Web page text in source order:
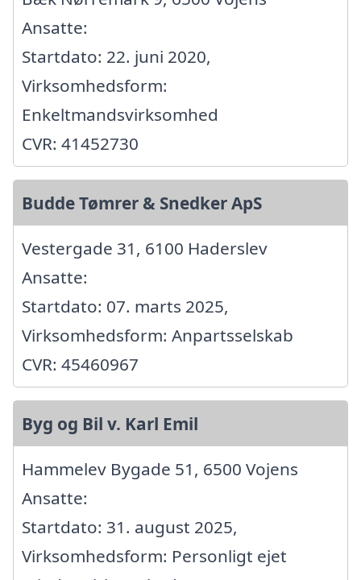
Ansatte:
Startdato: 22. juni 2020,
Virksomhedsform:
Enkeltmandsvirksomhed
CVR: 41452730
Budde Tømrer & Snedker ApS
Vestergade 31, 6100 Haderslev
Ansatte:
Startdato: 07. marts 2025,
Virksomhedsform: Anpartsselskab
CVR: 45460967
Byg og Bil v. Karl Emil
Hammelev Bygade 51, 6500 Vojens
Ansatte:
Startdato: 31. august 2025,
Virksomhedsform: Personligt ejet